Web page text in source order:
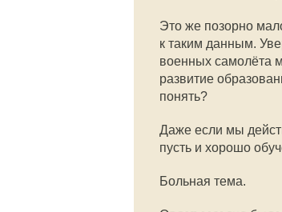
Это же позорно
к таким данным.
военных самолёта
развитие
понять?
Даже если мы
пусть и хорошо
Больная тема.